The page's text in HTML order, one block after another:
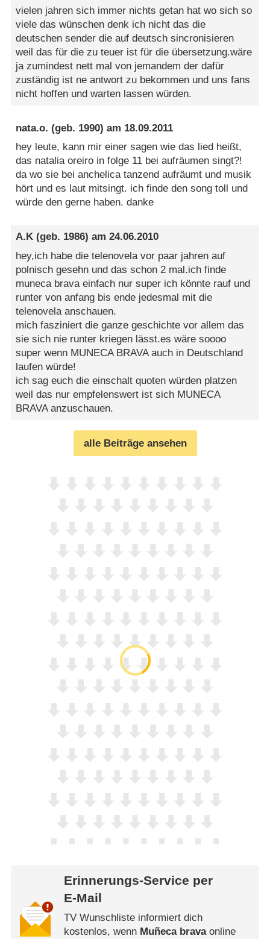
vielen jahren sich immer nichts getan hat wo sich so
viele das wünschen denk ich nicht das die
deutschen sender die auf deutsch sincronisieren
weil das für die zu teuer ist für die übersetzung.wäre
ja zumindest nett mal von jemandem der dafür
zuständig ist ne antwort zu bekommen und uns fans
nicht hoffen und warten lassen würden.
nata.o. (geb. 1990) am 18.09.2011
hey leute, kann mir einer sagen wie das lied heißt,
das natalia oreiro in folge 11 bei aufräumen singt?!
da wo sie bei anchelica tanzend aufräumt und musik
hört und es laut mitsingt. ich finde den song toll und
würde den gerne haben. danke
A.K (geb. 1986) am24.06.2010
hey,ich habe die telenovela vor paar jahren auf
polnisch gesehn und das schon 2 mal.ich finde
muneca brava einfach nur super ich könnte rauf und
runter von anfang bis ende jedesmal mit die
telenovela anschauen.
mich fasziniert die ganze geschichte vor allem das
sie sich nie runter kriegen lässt.es wäre soooo
super wenn MUNECA BRAVA auch in Deutschland
laufen würde!
ich sag euch die einschalt quoten würden platzen
weil das nur empfelenswert ist sich MUNECA
BRAVA anzuschauen.
alle Beiträge ansehen
Erinnerungs-Service per
E-Mail
TV Wunschliste informiert dich
kostenlos, wenn Muñeca bravaonline